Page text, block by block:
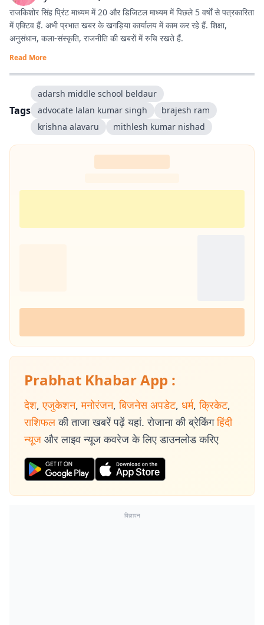
राजकिशोर सिंह प्रिंट माध्यम में 20 और डिजिटल माध्यम में पिछले 5 वर्षों से पत्रकारिता
में एक्टिव हैं. अभी प्रभात खबर के खगड़िया कार्यालय में काम कर रहे हैं. शिक्षा,
अनुसंधान, कला-संस्कृति, राजनीति की खबरों में रुचि रखते हैं.
Read More
Tags
adarsh middle school beldaur
advocate lalan kumar singh
brajesh ram
krishna alavaru
mithlesh kumar nishad
Prabhat Khabar App :
देश, एजुकेशन, मनोरंजन, बिजनेस अपडेट, धर्म, क्रिकेट,
राशिफल की ताजा खबरें पढ़ें यहां. रोजाना की ब्रेकिंग हिंदी
न्यूज और लाइव न्यूज कवरेज के लिए डाउनलोड करिए
विज्ञापन